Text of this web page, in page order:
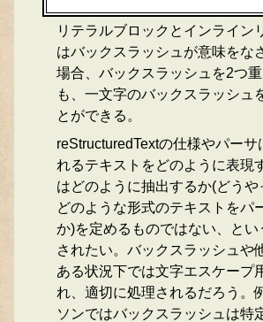
リテラルブロックとインライン
はバックスラッシュが意味をな
場合、バックスラッシュを2つ
も、一文字のバックスラッシュ
とができる。
reStructuredTextの仕様やパーサ
れるテキストをどのように表現
はどのように抽出するか(どうや
どのような形式のテキストをパ
か)を定めるものではない、とい
されたい。バックスラッシュや
ある状況下では文字エスケープ
れ、適切に処理されるだろう。
ソンではバックスラッシュは特